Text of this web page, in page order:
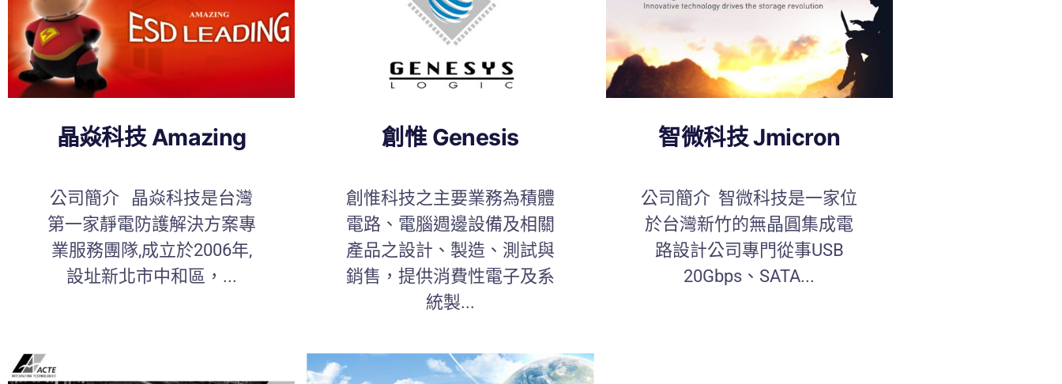
晶焱科技 Amazing
公司簡介 晶焱科技是台灣
第一家靜電防護解決方案專
業服務團隊,成立於2006年,
設址新北市中和區，...
創惟 Genesis
創惟科技之主要業務為積體
電路、電腦週邊設備及相關
產品之設計、製造、測試與
銷售，提供消費性電子及系
統製...
智微科技 Jmicron
公司簡介 智微科技是一家位
於台灣新竹的無晶圓集成電
路設計公司專門從事USB
20Gbps、SATA...